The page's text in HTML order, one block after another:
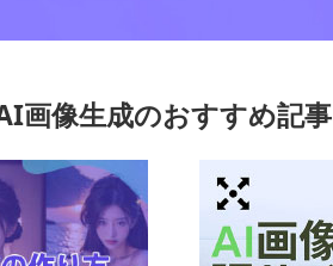
画像生成のおすすめ記事